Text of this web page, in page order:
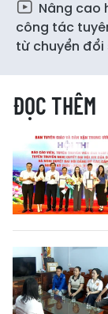
Nâng cao
công tác
từ chuyển đổi
ĐỌC THÊM